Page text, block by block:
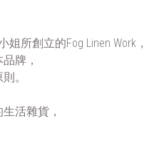
姐所創立的Fog Linen Work，
牌，
。
活雜貨，